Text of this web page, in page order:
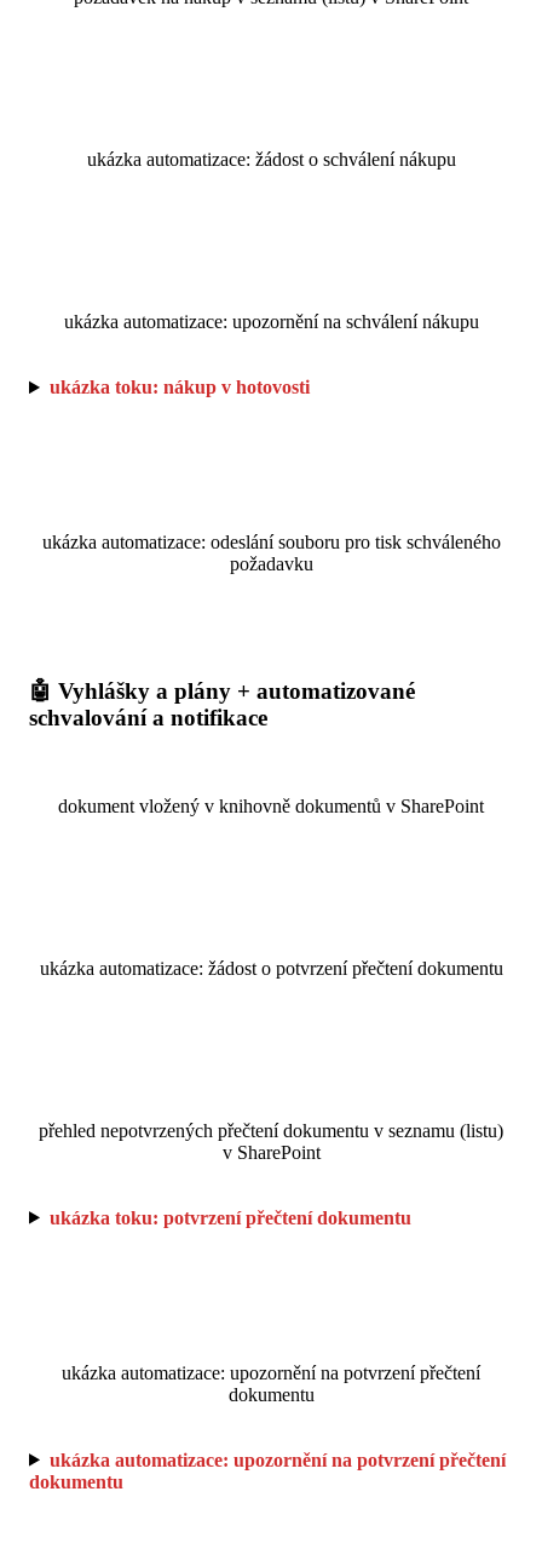
ukázka automatizace: žádost o schválení nákupu
ukázka automatizace: upozornění na schválení nákupu
ukázka toku: nákup v hotovosti
ukázka automatizace: odeslání souboru pro tisk schváleného
požadavku
🤖 Vyhlášky a plány + automatizované
schvalování a notifikace
dokument vložený v knihovně dokumentů v SharePoint
ukázka automatizace: žádost o potvrzení přečtení dokumentu
přehled nepotvrzených přečtení dokumentu v seznamu (listu)
v SharePoint
ukázka toku: potvrzení přečtení dokumentu
ukázka automatizace: upozornění na potvrzení přečtení
dokumentu
ukázka automatizace: upozornění na potvrzení přečtení
dokumentu